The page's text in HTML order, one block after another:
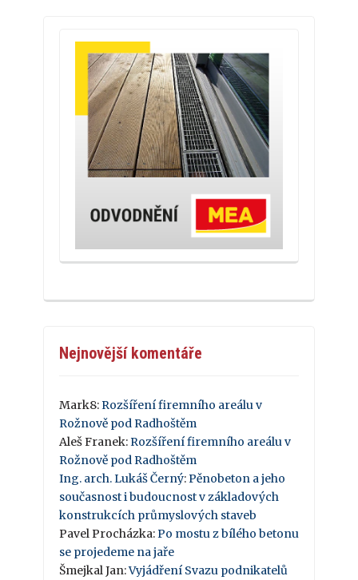
Nejnovější komentáře
Mark8: Rozšíření firemního areálu v
Rožnově pod Radhoštěm
Aleš Franek: Rozšíření firemního areálu v
Rožnově pod Radhoštěm
Ing. arch. Lukáš Černý: Pěnobeton a jeho
současnost i budoucnost v základových
konstrukcích průmyslových staveb
Pavel Procházka: Po mostu z bílého betonu
se projedeme na jaře
Šmejkal Jan:Vyjádření Svazu podnikatelů